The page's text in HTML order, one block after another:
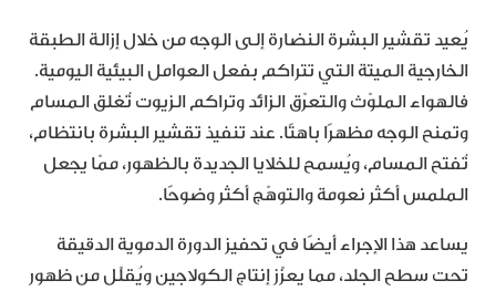
يُعيد تقشير البشرة النضارة إلى الوجه من خلال إزالة الطبقة
الخارجية الميتة التي تتراكم بفعل العوامل البيئية اليومية.
فالهواء الملوّث والتعرّق الزائد وتراكم الزيوت تُغلق المسام
وتمنح الوجه مظهرًا باهتًا. عند تنفيذ تقشير البشرة بانتظام،
تُفتح المسام، ويُسمح للخلايا الجديدة بالظهور، ممّا يجعل
الملمس أكثر نعومة والتوهّج أكثر وضوحًا.
يساعد هذا الإجراء أيضًا في تحفيز الدورة الدموية الدقيقة
تحت سطح الجلد، مما يعزّز إنتاج الكولاجين ويُقلّل من ظهور